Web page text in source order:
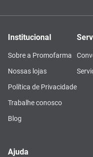
Institucional
Sobre a Promofarma
Nossas lojas
Política de Privacidade
Trabalhe conosco
Blog
Ajuda